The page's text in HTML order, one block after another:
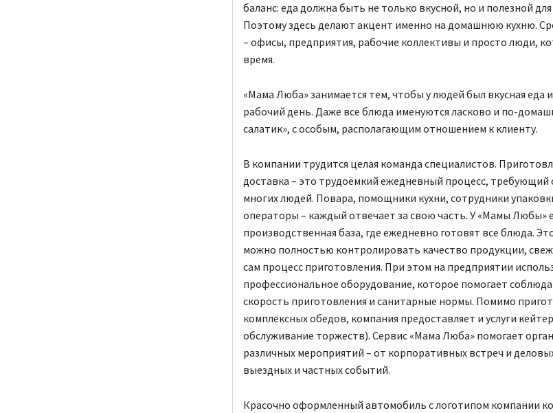
баланс: еда должна быть не только вкусной, но и полезной
Поэтому здесь делают акцент именно на домашнюю кухню.
– офисы, предприятия, рабочие коллективы и просто люди,
время.
«Мама Люба» занимается тем, чтобы у людей был вкусная еда
рабочий день. Даже все блюда именуются ласково и по-
салатик», с особым, располагающим отношением к клиенту.
В компании трудится целая команда специалистов.
доставка – это трудоёмкий ежедневный процесс,
многих людей. Повара, помощники кухни, сотрудники
операторы – каждый отвечает за свою часть. У «Мамы Любы»
производственная база, где ежедневно готовят все блюда.
можно полностью контролировать качество продукции,
сам процесс приготовления. При этом на предприятии
профессиональное оборудование, которое помогает
скорость приготовления и санитарные нормы. Помимо
комплексных обедов, компания предоставляет и услуги
обслуживание торжеств). Сервис «Мама Люба» помогает
различных мероприятий – от корпоративных встреч и
выездных и частных событий.
Красочно оформленный автомобиль с логотипом компании